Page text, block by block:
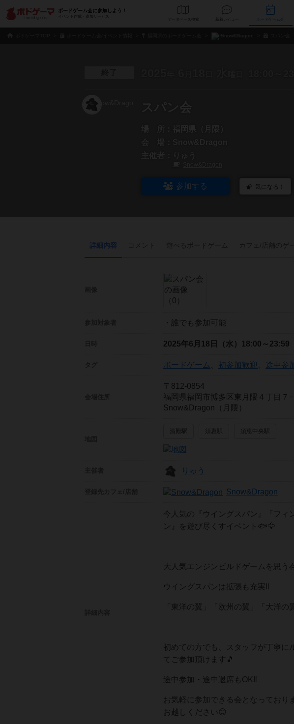
ボードゲーム会に参加しよう！
イベント作成・参加サービス
データベース 新着レビュー
スパン会
場 所：
福岡県（月隈）
会 場：
Snow&Dragon
主催者：
参加する 気になる！
詳細内容
・誰でも参加可能
2025年6月18日（水） 18:00～23:59
ボードゲーム 初参加歓迎 途中参
〒812-0854
福岡県福岡市博多区東月隈４丁目７−
Snow&Dragon（月隈）
酒殿駅 須恵駅 須恵中央駅
りゅう
Snow&Dragon
今人気の『ウイングスパン』『フィ
ン』を遊び尽くすイベント🐟️🦅
大人気エンジンビルドゲームを思う
ウイングスパンは拡張も充実‼️
「東洋の翼」「欧州の翼」「大洋
初めての方でも、スタッフが丁寧に
てご参加頂けます🎵
途中参加・途中退席もOK‼️
お気軽に参加できる会となっており
お越しください😊